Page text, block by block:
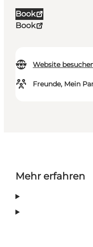
Book
Book
Website
Freunde, Mein
Mehr erfahren